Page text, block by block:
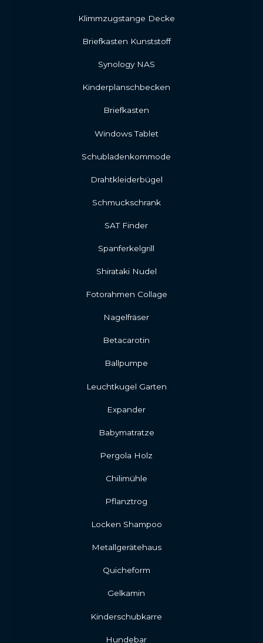
Klimmzugstange Decke
Briefkasten Kunststoff
Synology NAS
Kinderplanschbecken
Briefkasten
Windows Tablet
Schubladenkommode
Drahtkleiderbügel
Schmuckschrank
SAT Finder
Spanferkelgrill
Shirataki Nudel
Fotorahmen Collage
Nagelfräser
Betacarotin
Ballpumpe
Leuchtkugel Garten
Expander
Babymatratze
Pergola Holz
Chilimühle
Pflanztrog
Locken Shampoo
Metallgerätehaus
Quicheform
Gelkamin
Kinderschubkarre
Hundebar